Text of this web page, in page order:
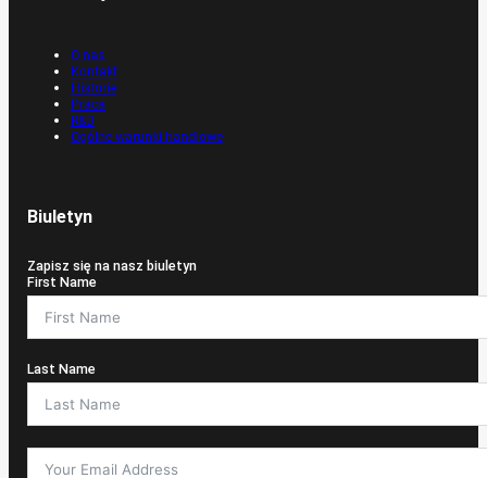
O nas
Kontakt
Historie
Praca
R&D
Ogólne warunki handlowe
Biuletyn
Zapisz się na nasz biuletyn
First Name
Last Name